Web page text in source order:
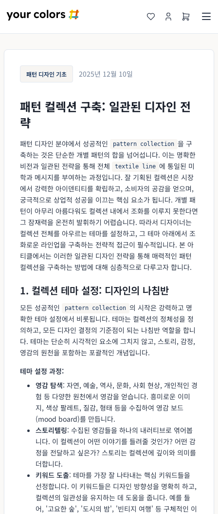
패턴 디자인 기초 2025년 12월 10일
패턴 컬렉션 구축: 일관된 디자인 전
략
패턴 디자인 분야에서 성공적인 pattern collection 을 구
축하는 것은 단순한 개별 패턴의 합을 넘어섭니다. 이는 명확한
비전과 일관된 전략을 통해 전체
textile line 에 통일된 미
학과 메시지를 부여하는 과정입니다. 잘 기획된 컬렉션은 시장
에서 강력한 아이덴티티를 확립하고, 소비자의 공감을 얻으며,
궁극적으로 상업적 성공을 이끄는 핵심 요소가 됩니다. 개별 패
턴이 아무리 아름다워도 컬렉션 내에서 조화를 이루지 못한다면
그 잠재력을 온전히 발휘하기 어렵습니다. 따라서 디자이너는
컬렉션 전체를 아우르는 테마를 설정하고, 그 테마 아래에서 조
화로운 라인업을 구축하는 전략적 접근이 필수적입니다. 본 아
티클에서는 이러한 일관된 디자인 전략을 통해 매력적인 패턴
컬렉션을 구축하는 방법에 대해 심층적으로 다루고자 합니다.
1. 컬렉션 테마 설정: 디자인의 나침반
모든 성공적인 pattern collection 의 시작은 강력하고 명
확한 테마 설정에서 비롯됩니다. 테마는 컬렉션의 정체성을 정
의하고, 모든 디자인 결정의 기준점이 되는 나침반 역할을 합니
다. 테마는 단순히 시각적인 요소에 그치지 않고, 스토리, 감정,
영감의 원천을 포함하는 포괄적인 개념입니다.
테마 설정 과정:
영감 탐색: 자연, 예술, 역사, 문화, 사회 현상, 개인적인 경
험 등 다양한 원천에서 영감을 얻습니다. 흥미로운 이미
지, 색상 팔레트, 질감, 형태 등을 수집하여 영감 보드
(mood board)를 만듭니다.
스토리텔링: 수집된 영감들을 하나의 내러티브로 엮어봅
니다. 이 컬렉션이 어떤 이야기를 들려줄 것인가? 어떤 감
정을 전달하고 싶은가? 스토리는 컬렉션에 깊이와 의미를
더합니다.
키워드 도출: 테마를 가장 잘 나타내는 핵심 키워드들을
선정합니다. 이 키워드들은 디자인 방향성을 명확히 하고,
컬렉션의 일관성을 유지하는 데 도움을 줍니다. 예를 들
어, '고요한 숲', '도시의 밤', '빈티지 여행' 등 구체적인 이